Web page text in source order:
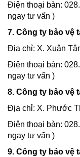
Điện thoại bàn:
ngay tư vấn )
7. Công ty bảo vệ
Địa chỉ: X. Xuân
Điện thoại bàn:
ngay tư vấn )
8. Công ty bảo vệ
Địa chỉ: X. Phước
Điện thoại bàn:
ngay tư vấn )
9. Công ty bảo vệ